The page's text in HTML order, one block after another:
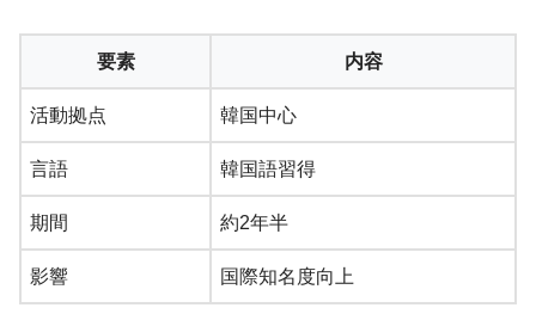
要素 内容
活動拠点 韓国中心
言語 韓国語習得
期間 約2年半
影響 国際知名度向上